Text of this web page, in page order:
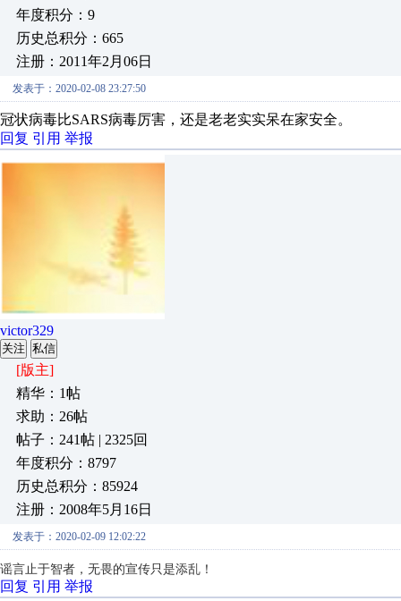
年度积分：9
历史总积分：665
注册：2011年2月06日
发表于：2020-02-08 23:27:50
冠状病毒比SARS病毒厉害，还是老老实实呆在家安全。
回复 引用 举报
victor329
关注 私信
[版主]
精华：1帖
求助：26帖
帖子：241帖 | 2325回
年度积分：8797
历史总积分：85924
注册：2008年5月16日
发表于：2020-02-09 12:02:22
谣言止于智者，无畏的宣传只是添乱！
回复 引用 举报